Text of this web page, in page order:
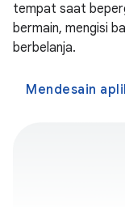
tempat saat
bermain, mengisi
berbelanja.
Mendesain